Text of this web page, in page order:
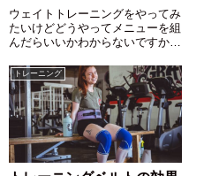
ウェイトトレーニングをやってみ
たいけどどうやってメニューを組
んだらいいかわからないですか？
ら解説します。トレーニングをす
る上で大事なこともお伝えしま
す。これを読めばトレーニングす
る時迷ってしまうあなたとは今日
で決別できます！
トレーニング